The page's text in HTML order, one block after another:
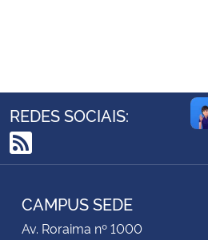
Ministério do Desenvolvimento Regional
Ministério da Mulher, da Família e dos
REDES SOCIAIS:
RSS
CAMPUS SEDE
Av. Roraima nº 1000